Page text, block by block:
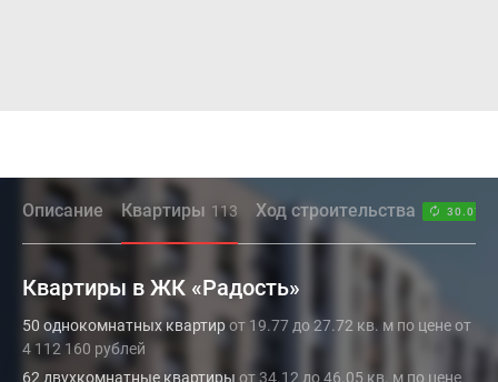
Описание Квартиры 113 Ход строительства
Квартиры в ЖК «Радость»
50 однокомнатных квартирот 19.77 до 27.72 кв. м по цене от
4 112 160 рублей
62 двухкомнатные квартиры от 34.12 до 46.05 кв. м по цене